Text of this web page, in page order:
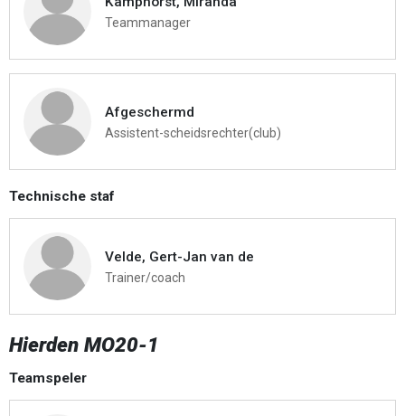
Teammanager
Afgeschermd
Assistent-scheidsrechter(club)
Technische staf
Velde, Gert-Jan van de
Trainer/coach
Hierden MO20-1
Teamspeler